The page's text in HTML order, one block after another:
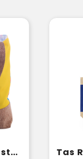
SuboShop Playa - strand- of boodschappentas Tas